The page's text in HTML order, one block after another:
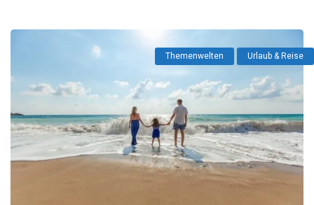
Themenwelten Urlaub & Reise